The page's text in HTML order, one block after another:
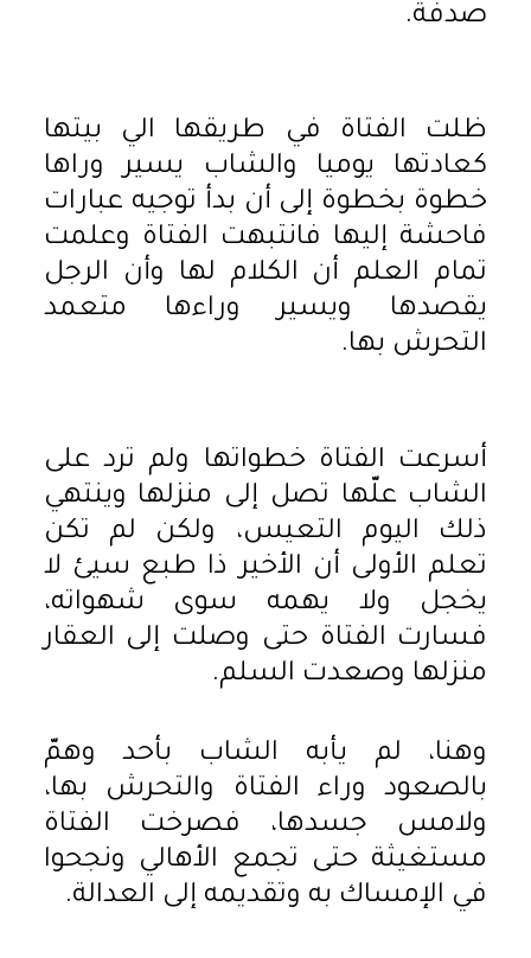
صدفة.
ظلت الفتاة في طريقها الي بيتها
كعادتها يوميا والشاب يسير وراها
خطوة بخطوة إلى أن بدأ توجيه عبارات
فاحشة إليها فانتبهت الفتاة وعلمت
تمام العلم أن الكلام لها وأن الرجل
يقصدها ويسير وراءها متعمد
التحرش بها.
أسرعت الفتاة خطواتها ولم ترد على
الشاب علّها تصل إلى منزلها وينتهي
ذلك اليوم التعيس، ولكن لم تكن
تعلم الأولى أن الأخير ذا طبع سيئ لا
يخجل ولا يهمه سوى شهواته،
فسارت الفتاة حتى وصلت إلى العقار
منزلها وصعدت السلم.
وهنا، لم يأبه الشاب بأحد وهمّ
بالصعود وراء الفتاة والتحرش بها،
ولامس جسدها، فصرخت الفتاة
مستغيثة حتى تجمع الأهالي ونجحوا
في الإمساك به وتقديمه إلى العدالة.